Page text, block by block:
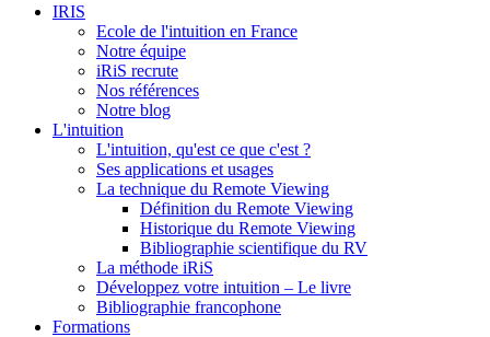
IRIS
Ecole de l'intuition en France
Notre équipe
iRiS recrute
Nos références
Notre blog
L'intuition
L'intuition, qu'est ce que c'est ?
Ses applications et usages
La technique du Remote Viewing
Définition du Remote Viewing
Historique du Remote Viewing
Bibliographie scientifique du RV
La méthode iRiS
Développez votre intuition – Le livre
Bibliographie francophone
Formations